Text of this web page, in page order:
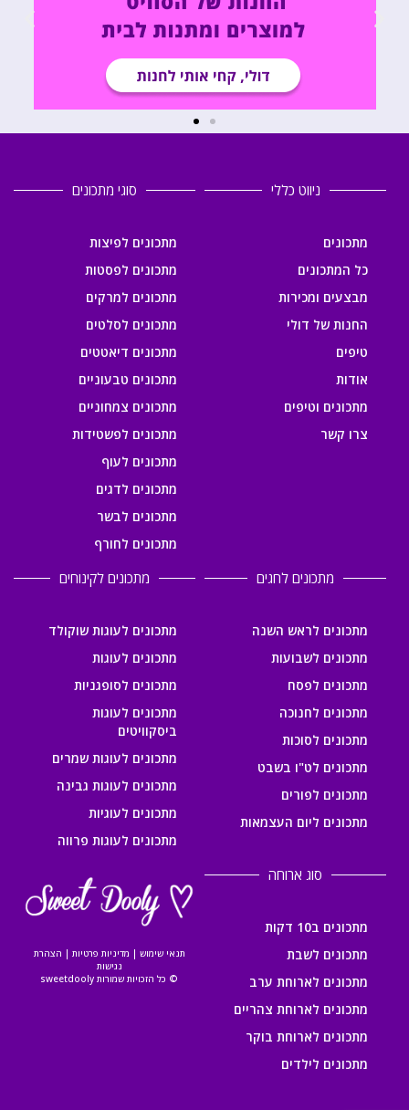
ניווט כללי
מתכונים
כל המתכונים
מבצעים ומכירות
החנות של דולי
טיפים
אודות
מתכונים וטיפים
צרו קשר
סוגי מתכונים
מתכונים לפיצות
מתכונים לפסטות
מתכונים למרקים
מתכונים לסלטים
מתכונים דיאטטים
מתכונים טבעוניים
מתכונים צמחוניים
מתכונים לפשטידות
מתכונים לעוף
מתכונים לדגים
מתכונים לבשר
מתכונים לחורף
מתכונים לחגים
מתכונים לראש השנה
מתכונים לשבועות
מתכונים לפסח
מתכונים לחנוכה
מתכונים לסוכות
מתכונים לט"ו בשבט
מתכונים לפורים
מתכונים ליום העצמאות
מתכונים לקינוחים
מתכונים לעוגות שוקולד
מתכונים לעוגות
מתכונים לסופגניות
מתכונים לעוגות
ביסקוויטים
מתכונים לעוגות שמרים
מתכונים לעוגות גבינה
מתכונים לעוגיות
מתכונים לעוגות פרווה
סוג ארוחה
מתכונים ב10 דקות
מתכונים לשבת
מתכונים לארוחת ערב
מתכונים לארוחת צהריים
מתכונים לארוחת בוקר
מתכונים לילדים
תנאי שימוש | מדיניות פרטיות | הצהרת
נגישות
© כל הזכויות שמורות sweetdooly